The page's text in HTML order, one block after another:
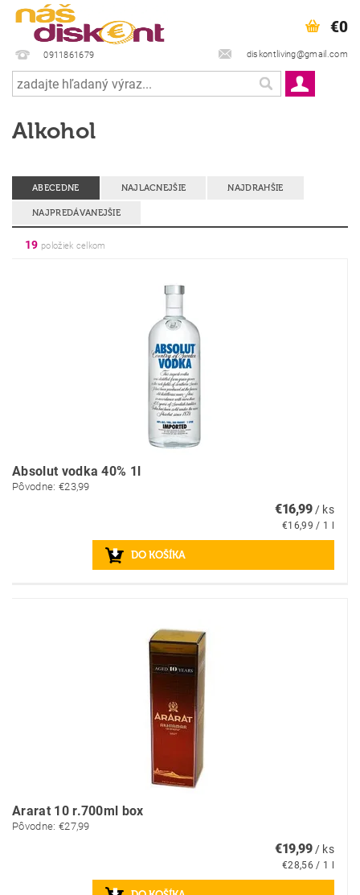
0911861679 diskontliving@gmail.com
€0
Alkohol
ABECEDNE NAJLACNEJŠIE NAJDRAHŠIE
NAJPREDÁVANEJŠIE
19 položiek celkom
Absolut vodka 40% 1l
Pôvodne: €23,99
€16,99 / ks
€16,99 / 1 l
Ararat 10 r.700ml box
Pôvodne: €27,99
€19,99 / ks
€28,56 / 1 l